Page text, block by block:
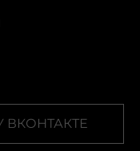
ВКОНТАКТЕ